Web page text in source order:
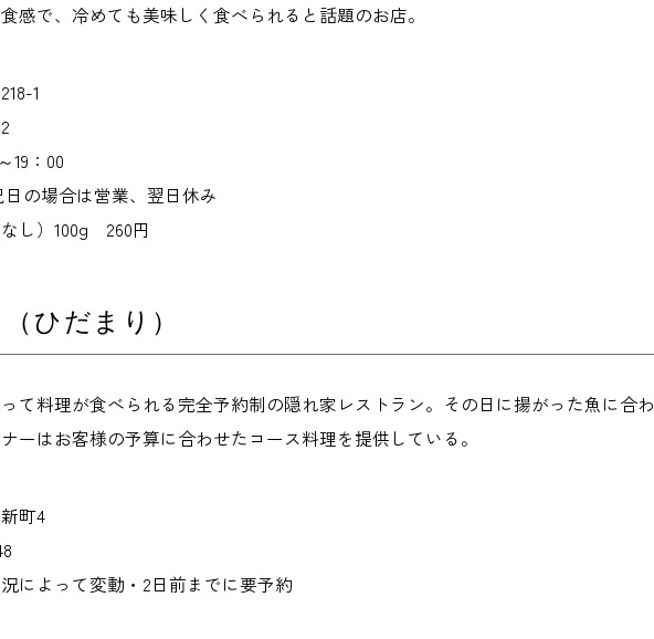
感で、冷めても美味しく食べられると話題のお店。
1
19：00
の場合は営業、翌日休み
なし）100g 260円
ひだまり）
て料理が食べられる完全予約制の隠れ家レストラン。その日に揚がった魚に合
ーはお客様の予算に合わせたコース料理を提供している。
町4
況によって変動・2日前までに要予約